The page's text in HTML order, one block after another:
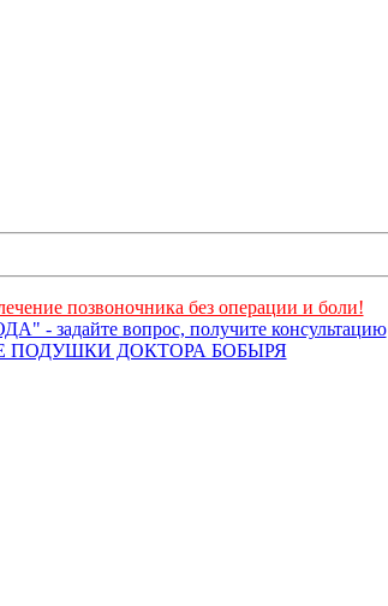
позвоночника без операции и боли!
- задайте вопрос, получите консультацию
ПОДУШКИ ДОКТОРА БОБЫРЯ